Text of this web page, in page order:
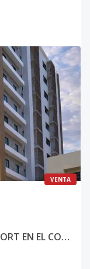
VENTA
ELEGANCIA, EXCLUSIVIDAD Y CONFORT EN EL CORAZÓN DE BELLA VISTA